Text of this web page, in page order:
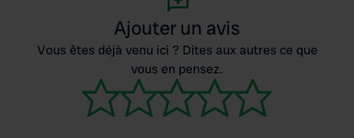
Ajouter un avis
Vous êtes déjà venu ici ? Dites aux autres ce que
vous en pensez.